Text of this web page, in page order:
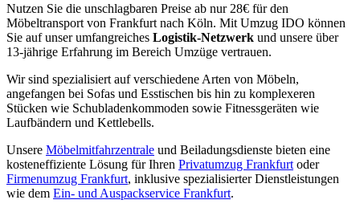
Nutzen Sie die unschlagbaren Preise ab nur 28€ für den
Möbeltransport von Frankfurt nach Köln. Mit Umzug IDO können
Sie auf unser umfangreiches Logistik-Netzwerk und unsere über
13-jährige Erfahrung im Bereich Umzüge vertrauen.
Wir sind spezialisiert auf verschiedene Arten von Möbeln,
angefangen bei Sofas und Esstischen bis hin zu komplexeren
Stücken wie Schubladenkommoden sowie Fitnessgeräten wie
Laufbändern und Kettlebells.
Unsere Möbelmitfahrzentrale und Beiladungsdienste bieten eine
kosteneffiziente Lösung für Ihren Privatumzug Frankfurt oder
Firmenumzug Frankfurt, inklusive spezialisierter Dienstleistungen
wie dem Ein- und Auspackservice Frankfurt.